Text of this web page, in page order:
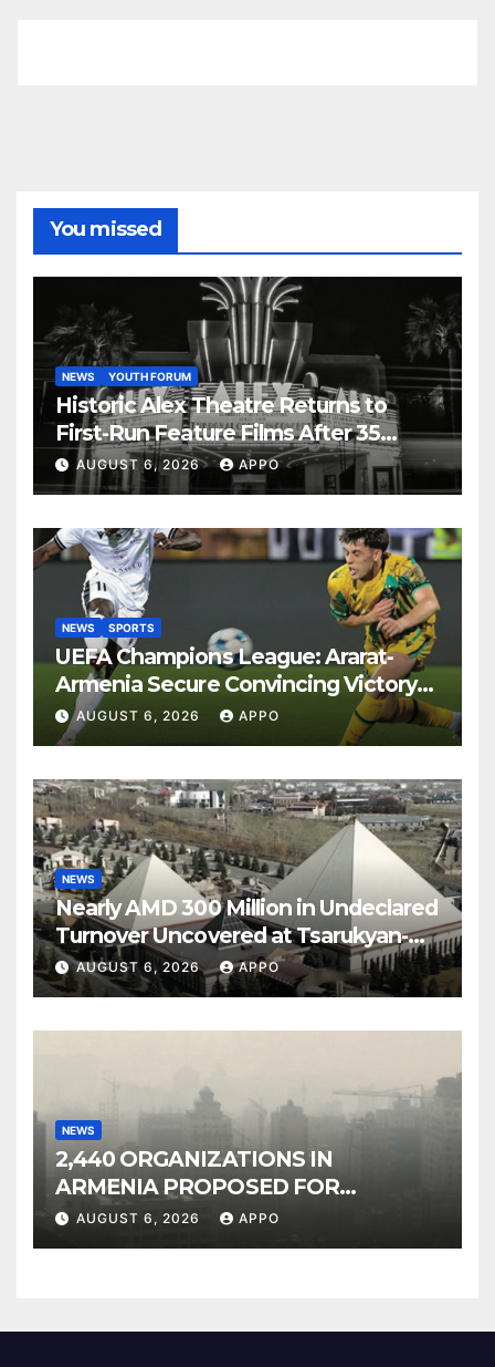
You missed
NEWS YOUTH FORUM
Historic Alex Theatre Returns to
First-Run Feature Films After 35
Years
AUGUST 6, 2026 APPO
NEWS SPORTS
UEFA Champions League: Ararat-
Armenia Secure Convincing Victory
Over Shamrock Rovers 2-0
AUGUST 6, 2026 APPO
NEWS
Nearly AMD 300 Million in Undeclared
Turnover Uncovered at Tsarukyan-
Owned Entertainment Center
AUGUST 6, 2026 APPO
NEWS
2,440 ORGANIZATIONS IN
ARMENIA PROPOSED FOR
INCLUSION IN LIST OF AIR
POLLUTERS
AUGUST 6, 2026 APPO